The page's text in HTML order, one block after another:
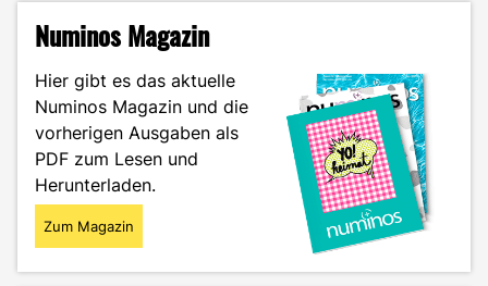
Urlaub"
Numinos Magazin
Hier gibt es das aktuelle
Numinos Magazin und die
vorherigen Ausgaben als
PDF zum Lesen und
Herunterladen.
Zum Magazin